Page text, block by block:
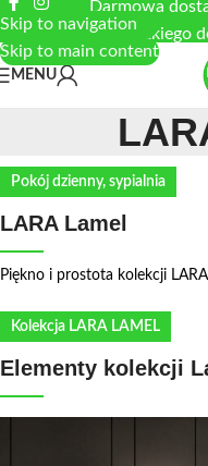
Skip to navigation
Skip to main content
Darmowa
łódzkiego
MENU
Pokój dzienny, sypialnia
LARA Lamel
Piękno i prostota kolekcji
Kolekcja LARA LAMEL
Elementy kolekcji